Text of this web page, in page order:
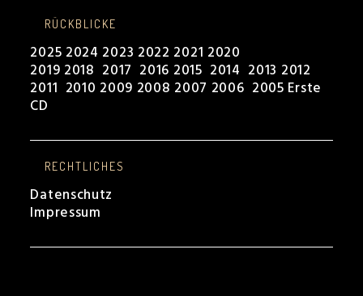
RÜCKBLICKE
2025 2024 2023 2022 2021 2020
2019 2018 2017 2016 2015 2014 2013 2012
2011 2010 2009 2008 2007 2006 2005 Erste
CD
RECHTLICHES
Datenschutz
Impressum